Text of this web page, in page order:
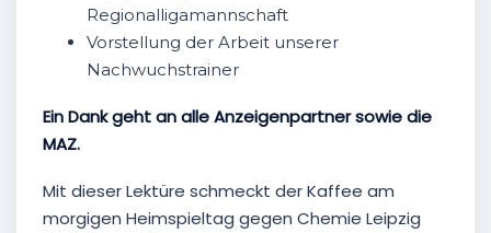
Regionalligamannschaft
Vorstellung der Arbeit unserer
Nachwuchstrainer
Ein Dank geht an alle Anzeigenpartner sowie die
MAZ.
Mit dieser Lektüre schmeckt der Kaffee am
morgigen Heimspieltag gegen Chemie Leipzig